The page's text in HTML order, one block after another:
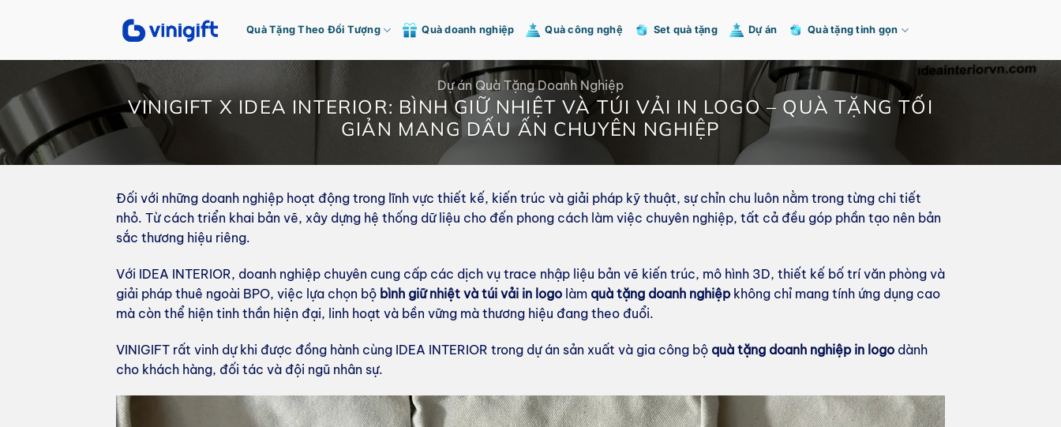
Quà Tặng Theo Đối Tượng Quà doanh nghiệp Quà công nghệ Set quà tặng Dự án Quà tặng tinh gọn
Dự án Quà Tặng Doanh Nghiệp
VINIGIFT X IDEA INTERIOR: BÌNH GIỮ NHIỆT VÀ TÚI VẢI IN LOGO – QUÀ TẶNG TỐI
GIẢN MANG DẤU ẤN CHUYÊN NGHIỆP
Đối với những doanh nghiệp hoạt động trong lĩnh vực thiết kế, kiến trúc và giải pháp kỹ thuật, sự chỉn chu luôn nằm trong từng chi tiết
nhỏ. Từ cách triển khai bản vẽ, xây dựng hệ thống dữ liệu cho đến phong cách làm việc chuyên nghiệp, tất cả đều góp phần tạo nên bản
sắc thương hiệu riêng.
Với IDEA INTERIOR, doanh nghiệp chuyên cung cấp các dịch vụ trace nhập liệu bản vẽ kiến trúc, mô hình 3D, thiết kế bố trí văn phòng và
giải pháp thuê ngoài BPO, việc lựa chọn bộ bình giữ nhiệt và túi vải in logo làm quà tặng doanh nghiệp không chỉ mang tính ứng dụng cao
mà còn thể hiện tinh thần hiện đại, linh hoạt và bền vững mà thương hiệu đang theo đuổi.
VINIGIFT rất vinh dự khi được đồng hành cùng IDEA INTERIOR trong dự án sản xuất và gia công bộ quà tặng doanh nghiệp in logo dành
cho khách hàng, đối tác và đội ngũ nhân sự.